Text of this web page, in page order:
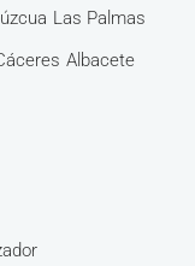
Las Palmas
Albacete